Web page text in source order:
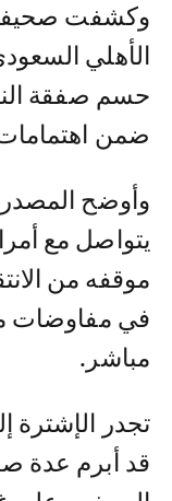
وكشفت صحيفة "ليكيب" الفرنسية، أن إدارة
الأهلي
حسم صفقة
ضمن اهتمامات
وأوضح
يتواصل مع
موقفه من
في مفاوضات مع
مباشر.
تجدر الإشترة
قد أبرم عدة